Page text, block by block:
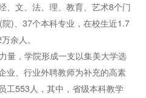
、文、法、理、教育、艺术8个门
)、37个本科专业，在校生近1.7
余人。
量，学院形成一支以集美大学选
业、行业外聘教师为补充的高素
工553人，其中，省级本科教学